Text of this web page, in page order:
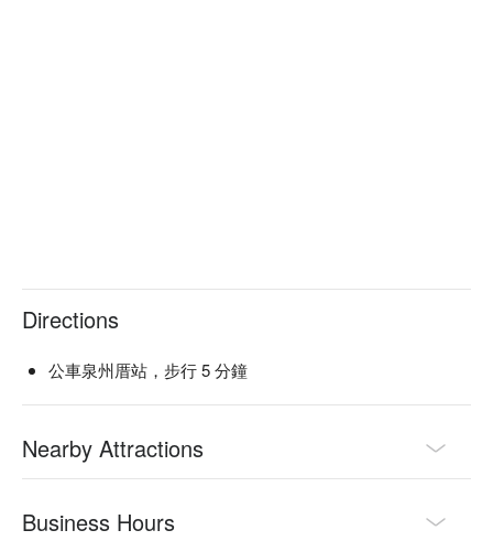
Directions
公車泉州厝站，步行 5 分鐘
Nearby Attractions
Business Hours